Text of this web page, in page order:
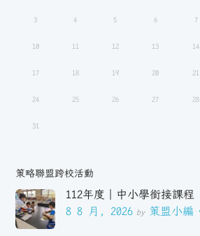
3 4 5 6 7
10 11 12 13 14
17 18 19 20 21
24 25 26 27 28
31
策略聯盟跨校活動
112年度｜中小學銜接課程
8 8 月, 2026 by 策盟小編